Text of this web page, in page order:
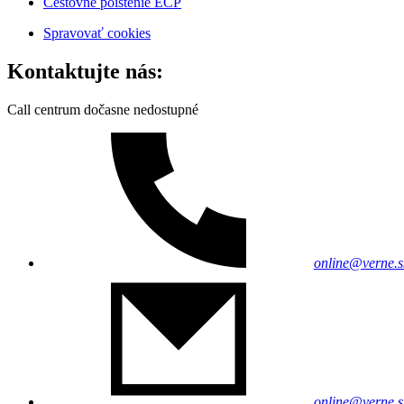
Spravovať cookies
Kontaktujte nás:
Call centrum dočasne nedostupné